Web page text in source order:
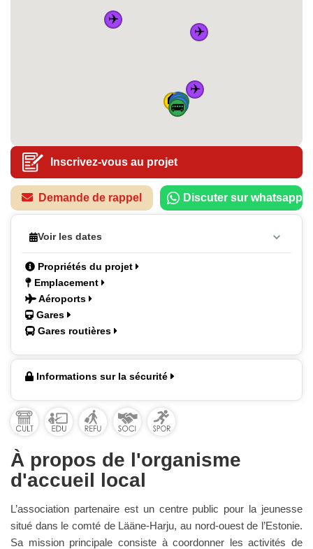
🏠🚌
🚌
🚌
🚌
🚆
🚆
🚆
🚆
✈️
✈️
✈️
Inscrivez-vous au projet
Demande de rappel Discuter sur whatsapp
Voir les dates
Propriétés du projet
Emplacement
Aéroports
Gares
Gares routières
Informations sur la sécurité
À propos de l'organisme
d'accueil local
L’association partenaire est un centre public pour la jeunesse
situé dans le comté de Lääne-Harju, au nord-ouest de l’Estonie.
Sa mission principale consiste à coordonner les activités de